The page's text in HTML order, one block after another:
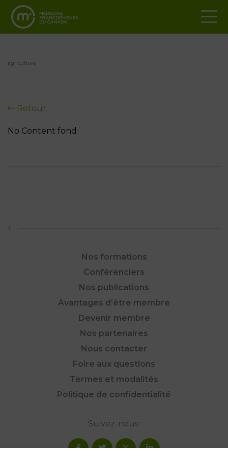
agriculture
Retour
No Content fond
Nos formations
Conférenciers
Nos publications
Avantages d’être membre
Devenir membre
Nos partenaires
Nous contacter
Foire aux questions
Termes et modalités
Politique de confidentialité
Suivez-nous: